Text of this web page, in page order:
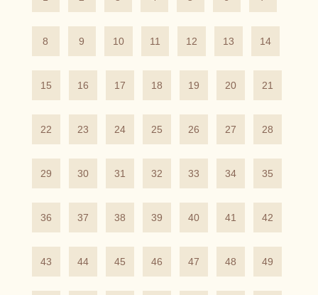
8 9 10 11 12 13 14
15 16 17 18 19 20 21
22 23 24 25 26 27 28
29 30 31 32 33 34 35
36 37 38 39 40 41 42
43 44 45 46 47 48 49